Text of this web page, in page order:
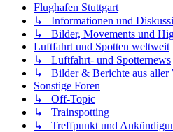
Flughafen Stuttgart
↳ Informationen und
↳ Bilder, Movements und
Luftfahrt und Spotten weltweit
↳ Luftfahrt- und Spotternews
↳ Bilder & Berichte aus aller
Sonstige Foren
↳ Off-Topic
↳ Trainspotting
↳ Treffpunkt und